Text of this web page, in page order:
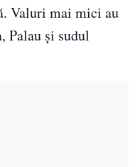
Valuri mai mici au
Palau și sudul